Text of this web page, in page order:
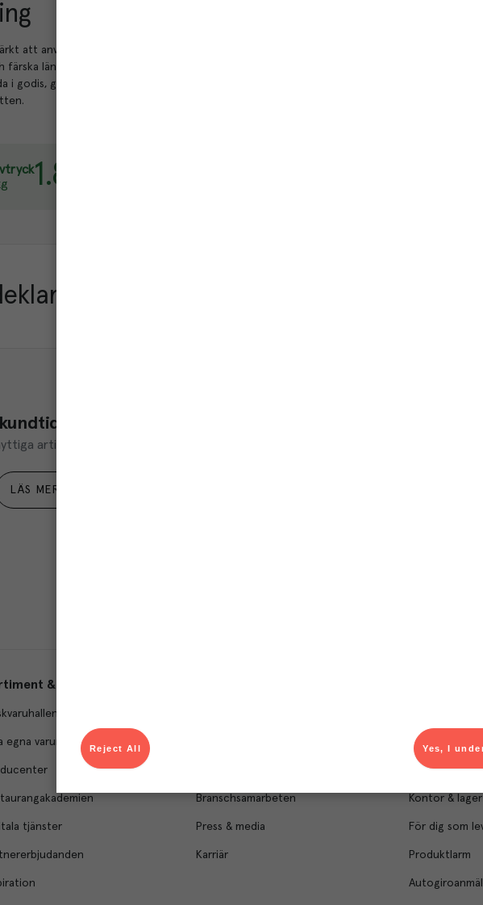
att använda när du bakar vetebröd och bullar. Vetebröden och bullarna
färska längre och blir dessutom lite godare. Den Vita Baksirapen går också
i godis, glass och andra desserter, matlagning och till pizza för att få en
1.8
Varje kilo av varan påverkar klimatet motsvarande utsläppen av 1.8 kg
artiklar och ta del av aktuella kampanjer.
LÄS MER
Du som är Menigo-
& tjänster
egna varumärken
tjänster
Branschsamarbeten
Press & media
Karriär
Kundservice
Säljavdelning
Kontor & lager
För dig som
Produktlarm
Yes, I
Reject All